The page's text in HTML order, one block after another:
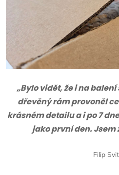
„Bylo vidět, že i na
dřevěný rám provoněl
krásném detailu a i po 7
jako první den. Jsem
Filip